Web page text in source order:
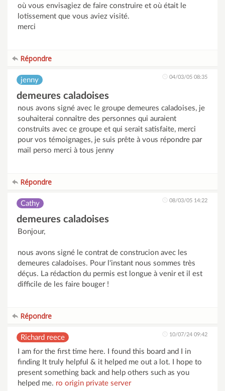
où vous envisagiez de faire construire et où était le
lotissement que vous aviez visité.
merci
Répondre
jenny 04/03/05 08:35
demeures caladoises
nous avons signé avec le groupe demeures caladoises, je
souhaiterai connaître des personnes qui auraient
construits avec ce groupe et qui serait satisfaite, merci
pour vos témoignages, je suis prête à vous répondre par
mail perso merci à tous jenny
Répondre
Cathy 08/03/05 14:22
demeures caladoises
Bonjour,
nous avons signé le contrat de construcion avec les
demeures caladoises. Pour l'instant nous sommes très
déçus. La rédaction du permis est longue à venir et il est
difficile de les faire bouger !
Répondre
Richard reece 10/07/24 09:42
I am for the first time here. I found this board and I in
finding It truly helpful & it helped me out a lot. I hope to
present something back and help others such as you
helped me. ro origin private server